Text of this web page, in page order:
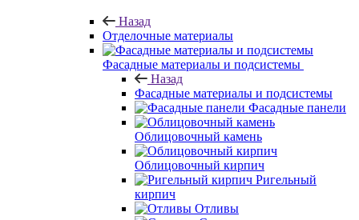
Назад
Отделочные материалы
Фасадные материалы и подсистемы
Назад
Фасадные материалы и подсистемы
Фасадные панели
Облицовочный камень
Облицовочный кирпич
Ригельный
кирпич
Отливы